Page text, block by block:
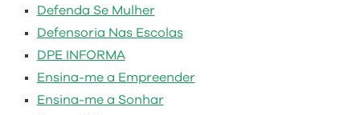
Defenda Se Mulher
Defensoria Nas Escolas
DPE INFORMA
Ensina-me a Empreender
Ensina-me a Sonhar